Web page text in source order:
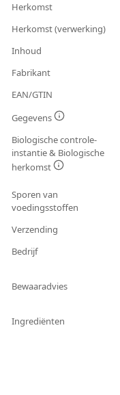
Herkomst
Herkomst (verwerking)
Inhoud
Fabrikant
EAN/GTIN
Gegevens
Biologische controle-
instantie & Biologische
herkomst
Sporen van
voedingsstoffen
Verzending
Bedrijf
Bewaaradvies
Ingrediënten